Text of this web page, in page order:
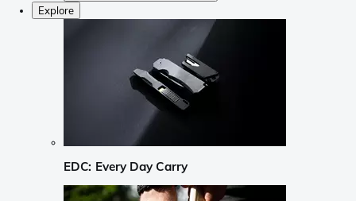
Explore
EDC: Every Day Carry